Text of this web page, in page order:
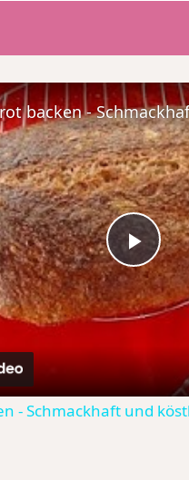
Play
Video
backen -
- Schmackhaft und